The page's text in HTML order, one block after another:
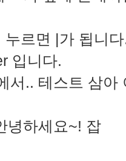
르면 |가 됩니
입니다.
서.. 테스트 삼아
녕하세요~! 잡